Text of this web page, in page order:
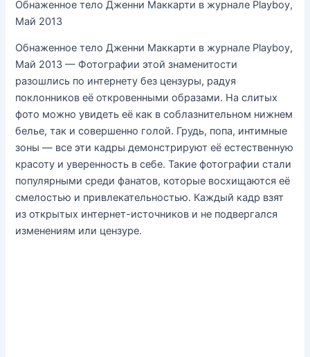
Обнаженное тело Дженни Маккарти в журнале Playboy,
Май 2013
Обнаженное тело Дженни Маккарти в журнале Playboy,
Май 2013 — Фотографии этой знаменитости
разошлись по интернету без цензуры, радуя
поклонников её откровенными образами. На слитых
фото можно увидеть её как в соблазнительном нижнем
белье, так и совершенно голой. Грудь, попа, интимные
зоны — все эти кадры демонстрируют её естественную
красоту и уверенность в себе. Такие фотографии стали
популярными среди фанатов, которые восхищаются её
смелостью и привлекательностью. Каждый кадр взят
из открытых интернет-источников и не подвергался
изменениям или цензуре.